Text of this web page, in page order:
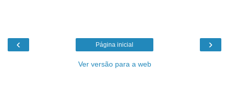
‹ ›
Página inicial
Ver versão para a web